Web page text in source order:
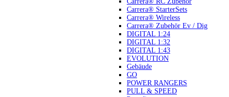
Carrera® StarterSets
Carrera® Wireless
Carrera® Zubehör Ev / Dig
DIGITAL 1:24
DIGITAL 1:32
DIGITAL 1:43
EVOLUTION
Gebäude
GO
POWER RANGERS
PULL & SPEED